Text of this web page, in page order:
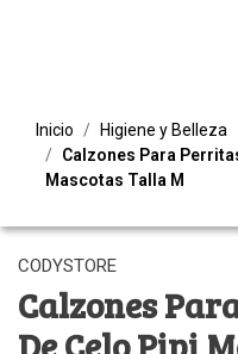
Inicio
Higiene y Belleza
Calzones Para
Mascotas Talla M
CODYSTORE
Calzones